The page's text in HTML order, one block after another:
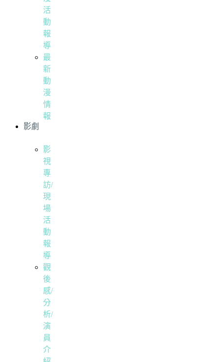
活
動
報
導
最
新
動
漫
情
報
影劇
影
視
專
訪/
現
場
活
動
報
導
觀
後
感/
分
析/
演
員
介